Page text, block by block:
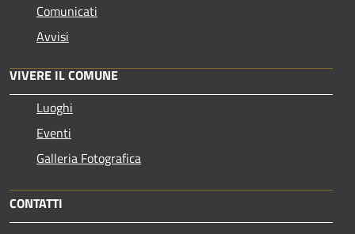
Comunicati
Avvisi
VIVERE IL COMUNE
Luoghi
Eventi
Galleria Fotografica
CONTATTI